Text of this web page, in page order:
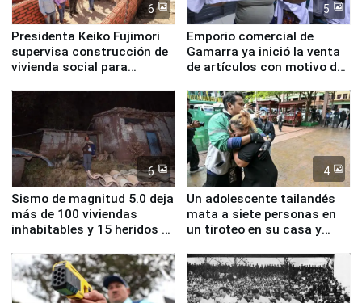
6
Presidenta Keiko Fujimori
supervisa construcción de
vivienda social para
5
Emporio comercial de
Gamarra ya inició la venta
de artículos con motivo de
6
Sismo de magnitud 5.0 deja
más de 100 viviendas
inhabitables y 15 heridos en
4
Un adolescente tailandés
mata a siete personas en
un tiroteo en su casa y